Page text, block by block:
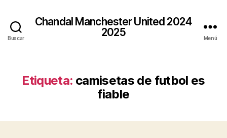
Buscar
Chandal Manchester United 2024
2025
Menú
Etiqueta: camisetas de futbol es
fiable